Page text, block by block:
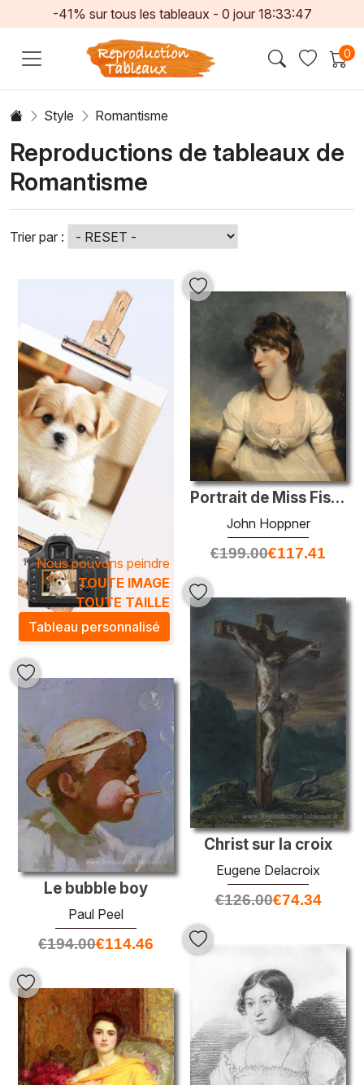
-41% sur tous les tableaux - 0 jour 18:33:45
0
Style Romantisme
Reproductions de tableaux de
Romantisme
Trier par :
Nous pouvons peindre
TOUTE IMAGE
TOUTE TAILLE
Tableau personnalisé
Portrait de Miss Fisher
John Hoppner
€199.00€117.41
Christ sur la croix
Eugene Delacroix
€126.00€74.34
Le bubble boy
Paul Peel
€194.00€114.46